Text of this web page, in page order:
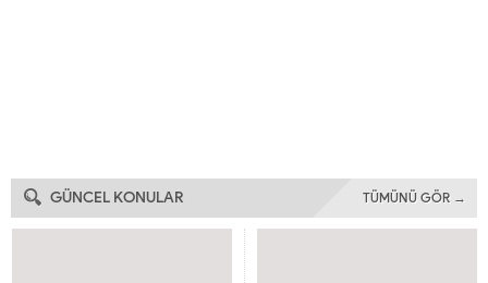
GÜNCEL KONULAR TÜMÜNÜ GÖR →